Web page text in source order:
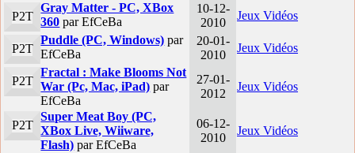
P2T
Gray Matter - PC, XBox
360 par EfCeBa
10-12-
2010
Jeux Vidéos
P2T
Puddle (PC, Windows) par
EfCeBa
20-01-
2010
Jeux Vidéos
P2T
Fractal : Make Blooms Not
War (Pc, Mac, iPad) par
EfCeBa
27-01-
2012
Jeux Vidéos
P2T
Super Meat Boy (PC,
XBox Live, Wiiware,
Flash) par EfCeBa
06-12-
2010
Jeux Vidéos